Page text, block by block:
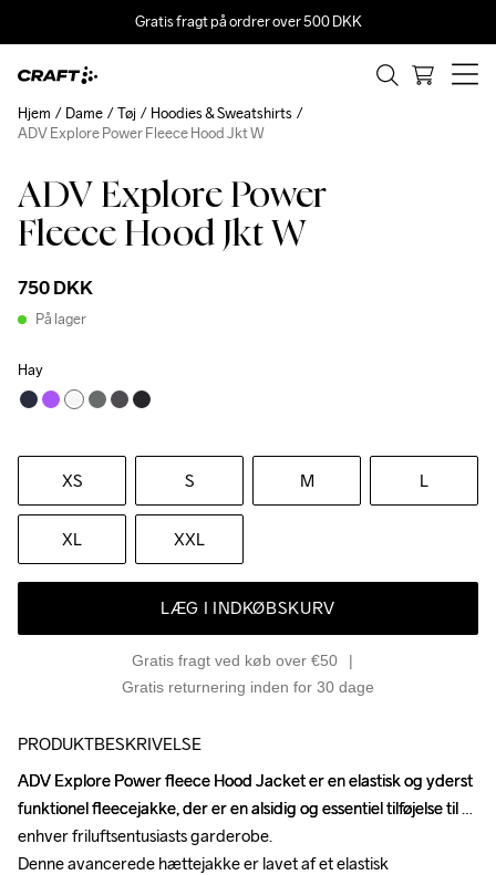
Gratis fragt på ordrer over 500 DKK
ADV Explore Power
Fleece Hood Jkt W
750 DKK
På lager
Hay
XS S M L
XL XXL
LÆG I INDKØBSKURV
Gratis fragt ved køb over €50
Gratis returnering inden for 30 dage
Hjem Dame Tøj
Hoodies & Sweatshirts
ADV Explore Power Fleece Hood Jkt W
PRODUKTBESKRIVELSE
ADV Explore Power fleece Hood Jacket er en elastisk og yderst
funktionel fleecejakke, der er en alsidig og essentiel tilføjelse til
enhver friluftsentusiasts garderobe.
Denne avancerede hættejakke er lavet af et elastisk
ADV Explore Power fleece Hood Jacket er en elastisk og yderst
funktionel fleecejakke, der er en alsidig og essentiel tilføjelse til
enhver friluftsentusiasts garderobe.
Denne avancerede hættejakke er lavet af et elastisk